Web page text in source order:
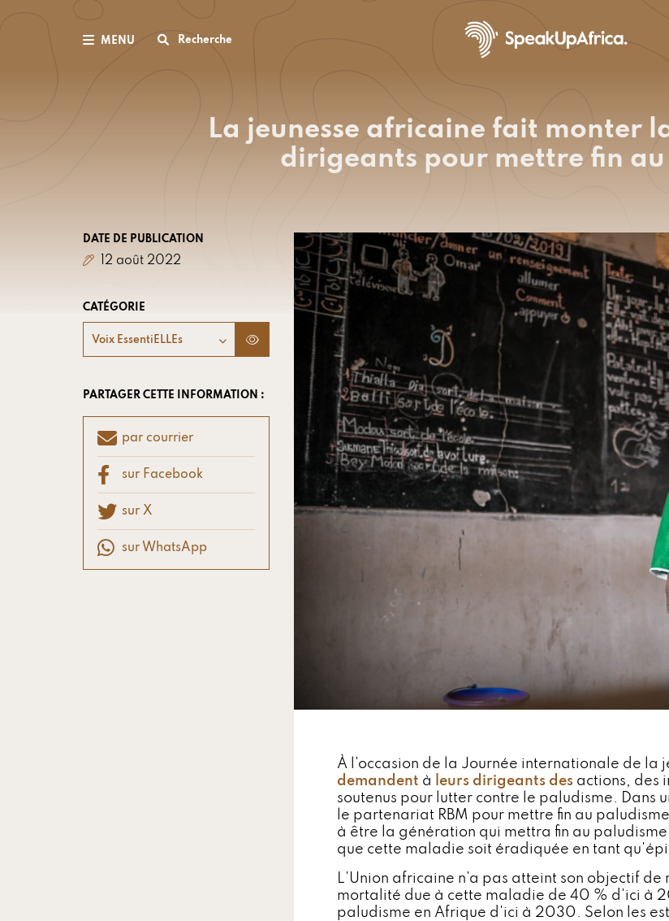
MENU Recherche
La jeunesse africaine fait monter
dirigeants pour mettre fin
À l'occasion de la Journée internationale de la
demandent à leurs dirigeants des actions, des
soutenus pour lutter contre le paludisme. Dans
le partenariat RBM pour mettre fin au
à être la génération qui mettra fin au
que cette maladie soit éradiquée en tant
L'Union africaine n'a pas atteint son objectif
mortalité due à cette maladie de 40 % d'ici à
paludisme en Afrique d'ici à 2030. Selon les
DATE DE PUBLICATION
12 août 2022
CATÉGORIE
Voix EssentiELLEs
PARTAGER CETTE INFORMATION :
par courrier
sur Facebook
sur X
sur WhatsApp